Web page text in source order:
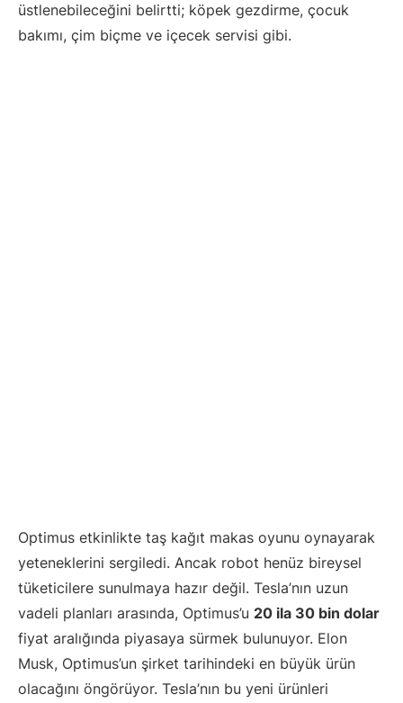
üstlenebileceğini belirtti; köpek gezdirme, çocuk
bakımı, çim biçme ve içecek servisi gibi.
Optimus etkinlikte taş kağıt makas oyunu oynayarak
yeteneklerini sergiledi. Ancak robot henüz bireysel
tüketicilere sunulmaya hazır değil. Tesla’nın uzun
vadeli planları arasında, Optimus’u 20 ila 30 bin dolar
fiyat aralığında piyasaya sürmek bulunuyor. Elon
Musk, Optimus’un şirket tarihindeki en büyük ürün
olacağını öngörüyor. Tesla’nın bu yeni ürünleri